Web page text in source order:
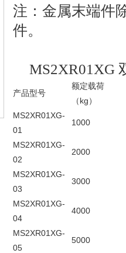
注：金属末端件
件。
MS2XR01XG
产品型号
额定载荷
（kg）
MS2XR01XG-
01
1000
MS2XR01XG-
02
2000
MS2XR01XG-
03
3000
MS2XR01XG-
04
4000
MS2XR01XG-
05
5000